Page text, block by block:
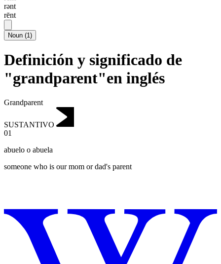
rənt
rēnt
Noun (1)
Definición y significado de
"grandparent"en inglés
Grandparent
SUSTANTIVO
01
abuelo o abuela
someone who is our mom or dad's parent